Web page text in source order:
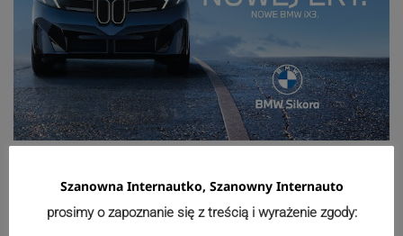
Sport
Mistrzowie świata z MCK Żywiec!
Szanowna Internautko, Szanowny Internauto
prosimy o zapoznanie się z treścią i wyrażenie zgody: